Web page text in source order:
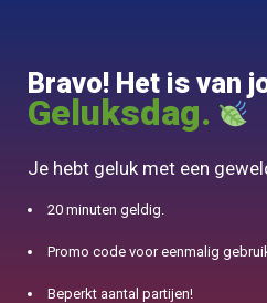
10% aangeboden voor 50€
Bravo! Het is van
Geluksdag.
Je hebt geluk met een
20 minuten geldig.
Promo code voor eenmalig
Beperkt aantal partijen!